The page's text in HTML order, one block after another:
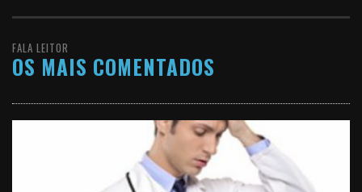
FALA LEITOR
OS MAIS COMENTADOS